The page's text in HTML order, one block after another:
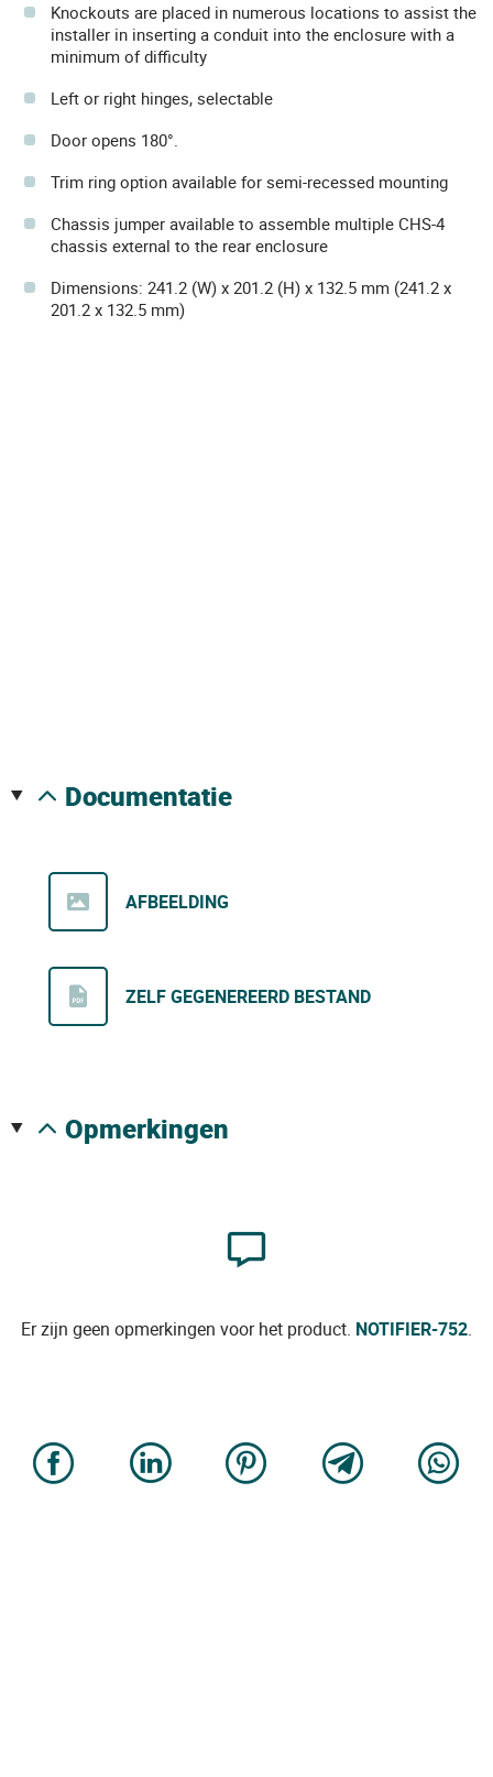
Knockouts are placed in numerous locations to assist the
installer in inserting a conduit into the enclosure with a
minimum of difficulty
Left or right hinges, selectable
Door opens 180°.
Trim ring option available for semi-recessed mounting
Chassis jumper available to assemble multiple CHS-4
chassis external to the rear enclosure
Dimensions: 241.2 (W) x 201.2 (H) x 132.5 mm (241.2 x
201.2 x 132.5 mm)
documentatie
AFBEELDING
ZELF GEGENEREERD BESTAND
opmerkingen
Er zijn geen opmerkingen voor het product. NOTIFIER-752.